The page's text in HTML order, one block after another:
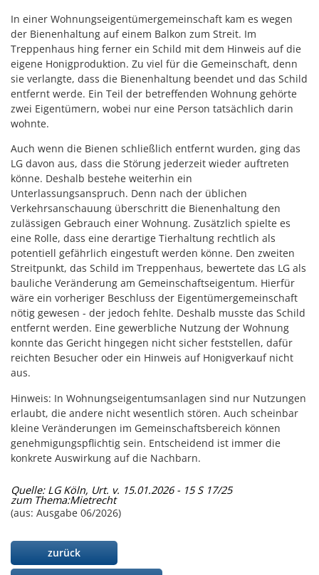
In einer Wohnungseigentümergemeinschaft kam es wegen
der Bienenhaltung auf einem Balkon zum Streit. Im
Treppenhaus hing ferner ein Schild mit dem Hinweis auf die
eigene Honigproduktion. Zu viel für die Gemeinschaft, denn
sie verlangte, dass die Bienenhaltung beendet und das Schild
entfernt werde. Ein Teil der betreffenden Wohnung gehörte
zwei Eigentümern, wobei nur eine Person tatsächlich darin
wohnte.
Auch wenn die Bienen schließlich entfernt wurden, ging das
LG davon aus, dass die Störung jederzeit wieder auftreten
könne. Deshalb bestehe weiterhin ein
Unterlassungsanspruch. Denn nach der üblichen
Verkehrsanschauung überschritt die Bienenhaltung den
zulässigen Gebrauch einer Wohnung. Zusätzlich spielte es
eine Rolle, dass eine derartige Tierhaltung rechtlich als
potentiell gefährlich eingestuft werden könne. Den zweiten
Streitpunkt, das Schild im Treppenhaus, bewertete das LG als
bauliche Veränderung am Gemeinschaftseigentum. Hierfür
wäre ein vorheriger Beschluss der Eigentümergemeinschaft
nötig gewesen - der jedoch fehlte. Deshalb musste das Schild
entfernt werden. Eine gewerbliche Nutzung der Wohnung
konnte das Gericht hingegen nicht sicher feststellen, dafür
reichten Besucher oder ein Hinweis auf Honigverkauf nicht
aus.
Hinweis: In Wohnungseigentumsanlagen sind nur Nutzungen
erlaubt, die andere nicht wesentlich stören. Auch scheinbar
kleine Veränderungen im Gemeinschaftsbereich können
genehmigungspflichtig sein. Entscheidend ist immer die
konkrete Auswirkung auf die Nachbarn.
Quelle: LG Köln, Urt. v. 15.01.2026 - 15 S 17/25
zum Thema:Mietrecht
(aus: Ausgabe 06/2026)
zurück